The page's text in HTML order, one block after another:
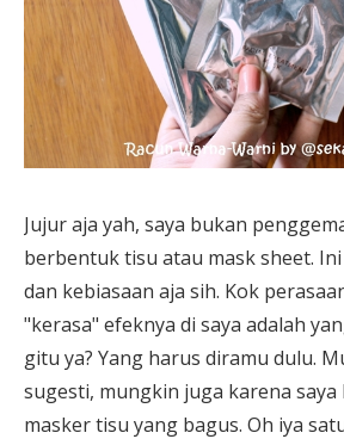
Jujur aja yah, saya bukan
berbentuk tisu atau mask sheet.
dan kebiasaan aja sih. Kok
"kerasa" efeknya di saya adalah
gitu ya? Yang harus diramu dulu.
sugesti, mungkin juga karena saya
masker tisu yang bagus. Oh iya